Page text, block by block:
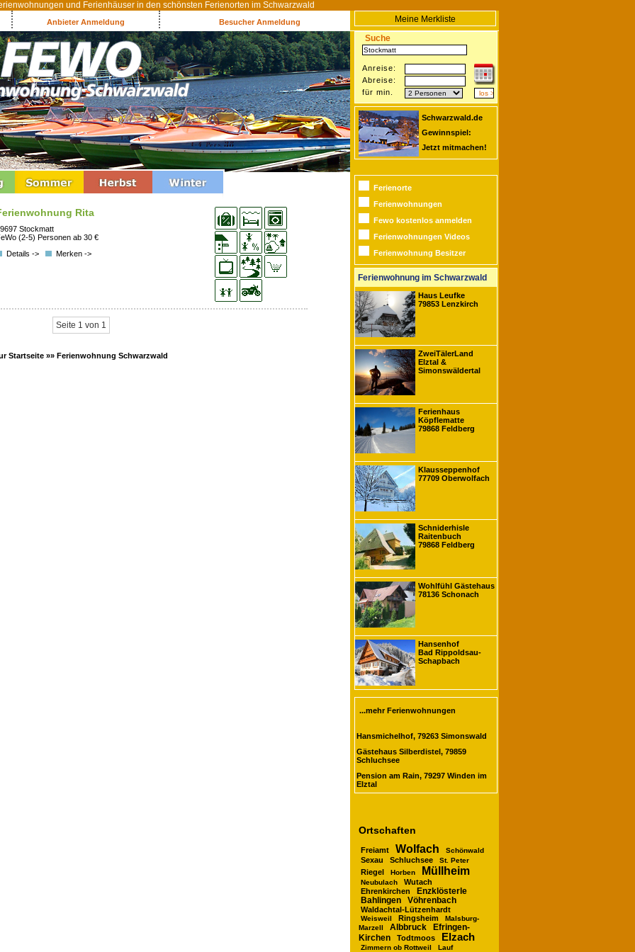
und Ferienhäuser in den schönsten Ferienorten im Schwarzwald
Anbieter Anmeldung Besucher Anmeldung
Meine Merkliste
Suche
Anreise:
Abreise:
für min.
Schwarzwald.de
Gewinnspiel:
Jetzt mitmachen!
Rita
Stockmatt
(2-5) Personen ab 30 €
Details ->
Merken ->
Seite 1 von 1
Startseite »» Ferienwohnung Schwarzwald
Ferienorte
Ferienwohnungen
Fewo kostenlos anmelden
Ferienwohnungen Videos
Ferienwohnung Besitzer
Ferienwohnung im Schwarzwald
Haus Leufke
79853 Lenzkirch
ZweiTälerLand
Elztal &
Simonswäldertal
Ferienhaus
Köpflematte
79868 Feldberg
Klausseppenhof
77709 Oberwolfach
Schniderhisle
Raitenbuch
79868 Feldberg
Wohlfühl Gästehaus
78136 Schonach
Hansenhof
Bad Rippoldsau-
Schapbach
...mehr Ferienwohnungen
Hansmichelhof, 79263 Simonswald
Gästehaus Silberdistel, 79859
Schluchsee
Pension am Rain, 79297 Winden im
Elztal
Ortschaften
Freiamt Wolfach Schönwald
Sexau Schluchsee St. Peter
Riegel Horben Müllheim
Neubulach
Wutach
Ehrenkirchen
Enzklösterle
Bahlingen Vöhrenbach
Waldachtal-Lützenhardt
Weisweil Ringsheim
Malsburg-
Marzell
Albbruck
Efringen-
Kirchen
Todtmoos Elzach
Zimmern ob Rottweil Lauf